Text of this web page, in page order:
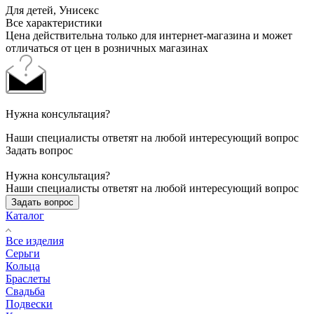
Для детей, Унисекс
Все характеристики
Цена действительна только для интернет-магазина и может
отличаться от цен в розничных магазинах
Нужна консультация?
Наши специалисты ответят на любой интересующий вопрос
Задать вопрос
Нужна консультация?
Наши специалисты ответят на любой интересующий вопрос
Задать вопрос
Каталог
Все изделия
Серьги
Кольца
Браслеты
Свадьба
Подвески